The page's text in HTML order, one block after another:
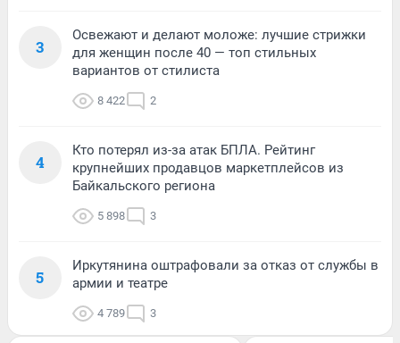
3
Освежают и делают моложе: лучшие стрижки
для женщин после 40 — топ стильных
вариантов от стилиста
8 422 2
4
Кто потерял из-за атак БПЛА. Рейтинг
крупнейших продавцов маркетплейсов из
Байкальского региона
5 898 3
5
Иркутянина оштрафовали за отказ от службы в
армии и театре
4 789 3